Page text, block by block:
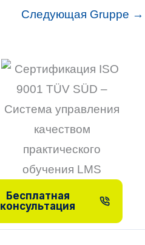
Следующая Gruppe →
Бесплатная
консультация